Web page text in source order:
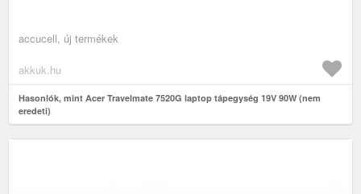
accucell, új termékek
akkuk.hu
Hasonlók, mint Acer Travelmate 7520G laptop tápegység 19V 90W (nem
eredeti)